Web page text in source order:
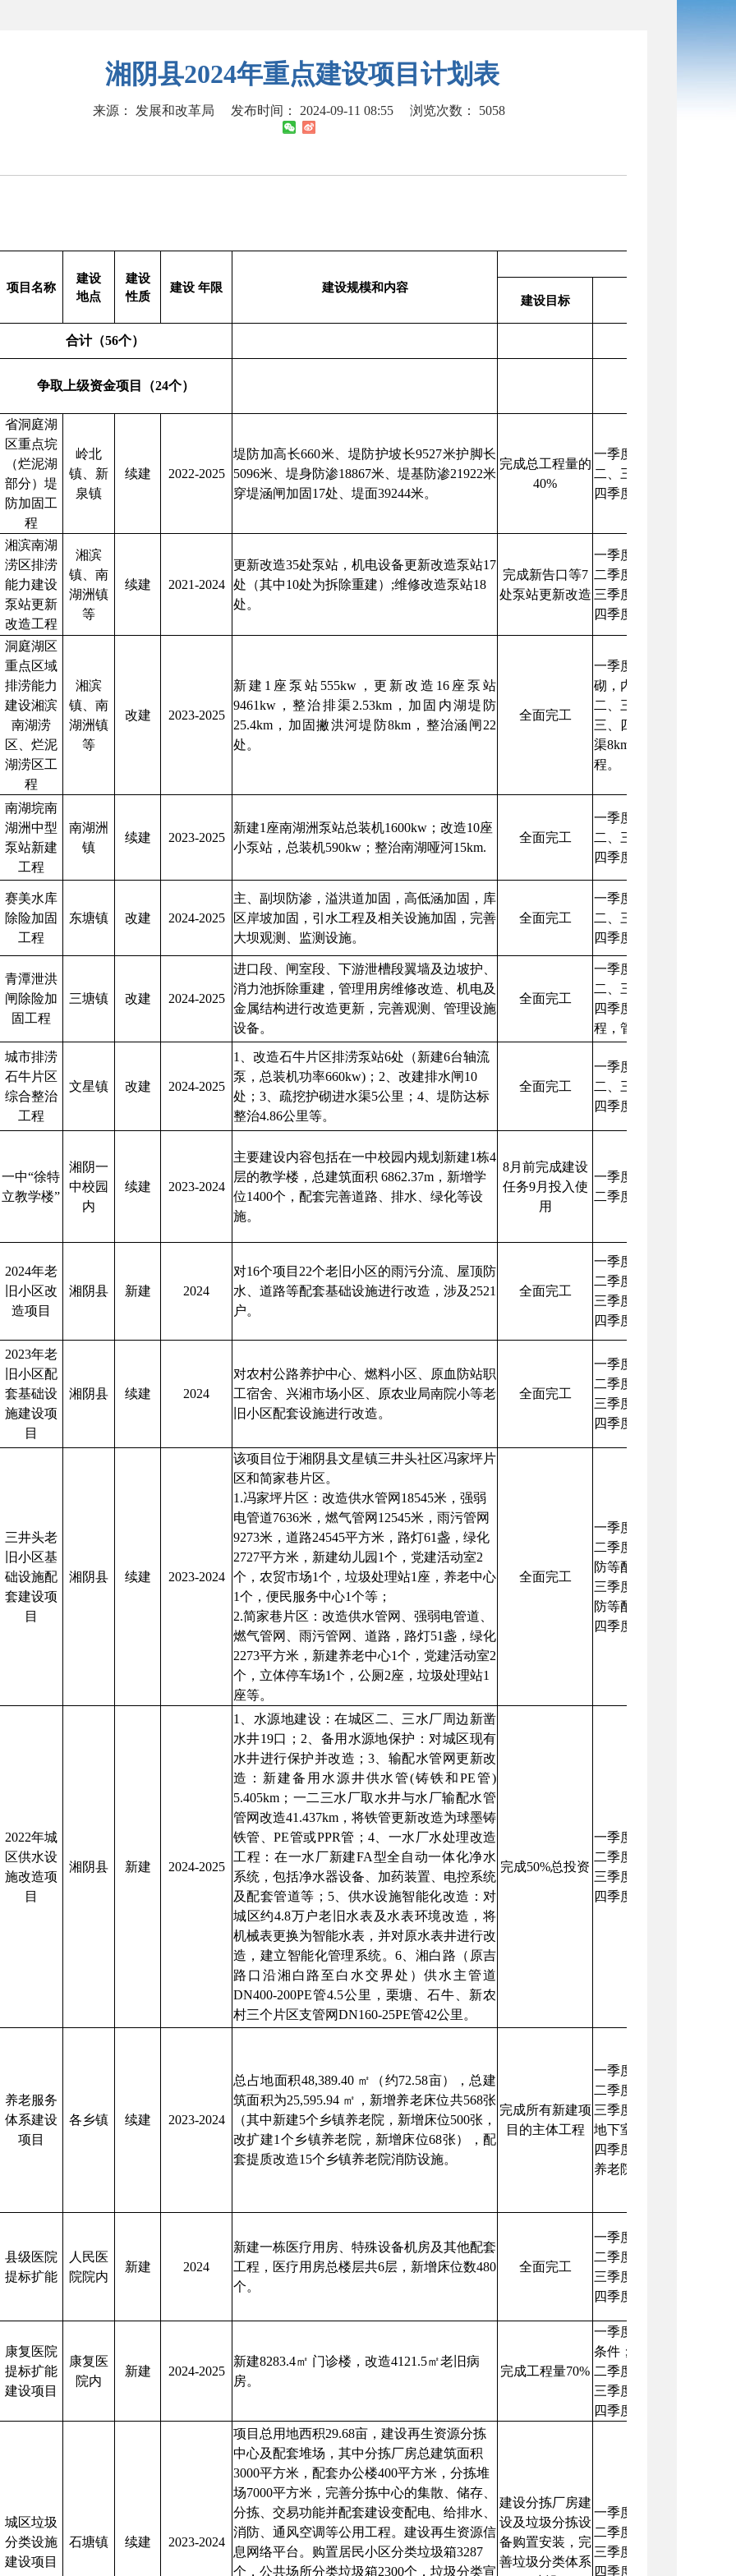
湘阴县2024年重点建设项目计划表
来源： 发展和改革局 发布时间： 2024-09-11 08:55 浏览次数： 5058
项目名称
建设
地点
建设
性质
建设 年限 建设规模和内容
建设目标
合计（56个）
争取上级资金项目（24个）
省洞庭湖
区重点垸
（烂泥湖
部分）堤
防加固工
程
岭北
镇、新
泉镇
续建 2022-2025
堤防加高长660米、堤防护坡长9527米护脚长
5096米、堤身防渗18867米、堤基防渗21922米
穿堤涵闸加固17处、堤面39244米。
完成总工程量的
40%
一季度：完成堤防防渗
二、三季度：汛期停工
四季度：完成涵闸改建
湘滨南湖
涝区排涝
能力建设
泵站更新
改造工程
湘滨
镇、南
湖洲镇
等
续建 2021-2024
更新改造35处泵站，机电设备更新改造泵站17
处（其中10处为拆除重建）;维修改造泵站18
处。
完成新告口等7
处泵站更新改造
一季度：完成7处泵站
二季度：完成7处泵站
三季度：收集整理资料
四季度：完成验收工作
洞庭湖区
重点区域
排涝能力
建设湘滨
南湖涝
区、烂泥
湖涝区工
程
湘滨
镇、南
湖洲镇
等
改建 2023-2025
新建1座泵站555kw，更新改造16座泵站
9461kw，整治排渠2.53km，加固内湖堤防
25.4km，加固撇洪河堤防8km，整治涵闸22
处。
全面完工
一季度：完成6处泵站
砌，内湖堤防加固
二、三季度：汛期停工
三、四季度：完成10处
渠8km清淤护砌，内湖
程。
南湖垸南
湖洲中型
泵站新建
工程
南湖洲
镇
续建 2023-2025
新建1座南湖洲泵站总装机1600kw；改造10座
小泵站，总装机590kw；整治南湖哑河15km.
全面完工
一季度：完成南湖哑河
二、三季度：汛期停工
四季度：完成南湖哑河
赛美水库
除险加固
工程
东塘镇 改建 2024-2025
主、副坝防渗，溢洪道加固，高低涵加固，库
区岸坡加固，引水工程及相关设施加固，完善
大坝观测、监测设施。
全面完工
一季度：完成招投标工
二、三季度：汛期停工
四季度：完成大坝防渗
青潭泄洪
闸除险加
固工程
三塘镇 改建 2024-2025
进口段、闸室段、下游泄槽段翼墙及边坡护、
消力池拆除重建，管理用房维修改造、机电及
金属结构进行改造更新，完善观测、管理设施
设备。
全面完工
一季度：完成招投标工
二、三季度：汛期停工
四季度：完成闸室、下
程，管理房维修，完善
城市排涝
石牛片区
综合整治
工程
文星镇 改建 2024-2025
1、改造石牛片区排涝泵站6处（新建6台轴流
泵，总装机功率660kw)；2、改建排水闸10
处；3、疏挖护砌进水渠5公里；4、堤防达标
整治4.86公里等。
全面完工
一季度：完成初步设计
二、三季度：汛期停工
四季度：完成工程的主
一中“徐特
立教学楼”
湘阴一
中校园
内
续建 2023-2024
主要建设内容包括在一中校园内规划新建1栋4
层的教学楼，总建筑面积 6862.37m，新增学
位1400个，配套完善道路、排水、绿化等设
施。
8月前完成建设
任务9月投入使
用
一季度：完成基础施工
二季度：完成主体工程
2024年老
旧小区改
造项目
湘阴县 新建 2024
对16个项目22个老旧小区的雨污分流、屋顶防
水、道路等配套基础设施进行改造，涉及2521
户。
全面完工
一季度：完成立项、预
二季度：完成30%的工
三季度：完成80%工程
四季度：全面完工。
2023年老
旧小区配
套基础设
施建设项
目
湘阴县 续建 2024
对农村公路养护中心、燃料小区、原血防站职
工宿舍、兴湘市场小区、原农业局南院小等老
旧小区配套设施进行改造。
全面完工
一季度：完成初设、财
二季度：启动项目建设
三季度：完成工程量
四季度：全面完工。
三井头老
旧小区基
础设施配
套建设项
目
湘阴县 续建 2023-2024
该项目位于湘阴县文星镇三井头社区冯家坪片
区和简家巷片区。
1.冯家坪片区：改造供水管网18545米，强弱
电管道7636米，燃气管网12545米，雨污管网
9273米，道路24545平方米，路灯61盏，绿化
2727平方米，新建幼儿园1个，党建活动室2
个，农贸市场1个，垃圾处理站1座，养老中心
1个，便民服务中心1个等；
2.简家巷片区：改造供水管网、强弱电管道、
燃气管网、雨污管网、道路，路灯51盏，绿化
2273平方米，新建养老中心1个，党建活动室2
个，立体停车场1个，公厕2座，垃圾处理站1
座等。
全面完工
一季度：完成农贸市场
二季度：完成风貌改造
防等配套基础设施等工
三季度：完成风貌改造
防等配套基础设施等工
四季度：全面完工。
2022年城
区供水设
施改造项
目
湘阴县 新建 2024-2025
1、水源地建设：在城区二、三水厂周边新凿
水井19口；2、备用水源地保护：对城区现有
水井进行保护并改造；3、输配水管网更新改
造：新建备用水源井供水管(铸铁和PE管)
5.405km；一二三水厂取水井与水厂输配水管
管网改造41.437km，将铁管更新改造为球墨铸
铁管、PE管或PPR管；4、一水厂水处理改造
工程：在一水厂新建FA型全自动一体化净水
系统，包括净水器设备、加药装置、电控系统
及配套管道等；5、供水设施智能化改造：对
城区约4.8万户老旧水表及水表环境改造，将
机械表更换为智能水表，并对原水表井进行改
造，建立智能化管理系统。6、湘白路（原吉
路口沿湘白路至白水交界处）供水主管道
DN400-200PE管4.5公里，栗塘、石牛、新农
村三个片区支管网DN160-25PE管42公里。
完成50%总投资
一季度：启动项目建设
二季度：完成10%总投
三季度：完成投资30%；
四季度：完成投资50%。
养老服务
体系建设
项目
各乡镇 续建 2023-2024
总占地面积48,389.40 ㎡
（约72.58亩），总建
筑面积为25,595.94 ㎡ ，新增养老床位共568张
（其中新建5个乡镇养老院，新增床位500张，
改扩建1个乡镇养老院，新增床位68张），配
套提质改造15个乡镇养老院消防设施。
完成所有新建项
目的主体工程
一季度：完成图纸设计
二季度：完成岭北、鹤
三季度：岭北、鹤龙湖
地下室土方挖运、基坑
四季度：完成洋沙湖镇
养老院主体工程二至三
县级医院
提标扩能
人民医
院院内
新建 2024
新建一栋医疗用房、特殊设备机房及其他配套
工程，医疗用房总楼层共6层，新增床位数480
个。
全面完工
一季度：完成开工前期
二季度：完成工程量
三季度：完成工程量
四季度：全面完工。
康复医院
提标扩能
建设项目
康复医
院内
新建 2024-2025
新建8283.4㎡ 门诊楼，改造4121.5㎡老旧病
房。
完成工程量70%
一季度：完成初设、概
条件；
二季度：启动建设；
三季度：完成工程量
四季度：完成工程量
城区垃圾
分类设施
建设项目
石塘镇 续建 2023-2024
项目总用地西积29.68亩，建设再生资源分拣
中心及配套堆场，其中分拣厂房总建筑面积
3000平方米，配套办公楼400平方米，分拣堆
场7000平方米，完善分拣中心的集散、储存、
分拣、交易功能并配套建设变配电、给排水、
消防、通风空调等公用工程。建设再生资源信
息网络平台。购置居民小区分类垃圾箱3287
个，公共场所分类垃圾箱2300个，垃圾分类宣
建设分拣厂房建
设及垃圾分拣设
备购置安装，完
善垃圾分类体系
一季度：完成土地报批
二季度：完成基础工程
三季度：完成主体工程
四季度：完成设备调式